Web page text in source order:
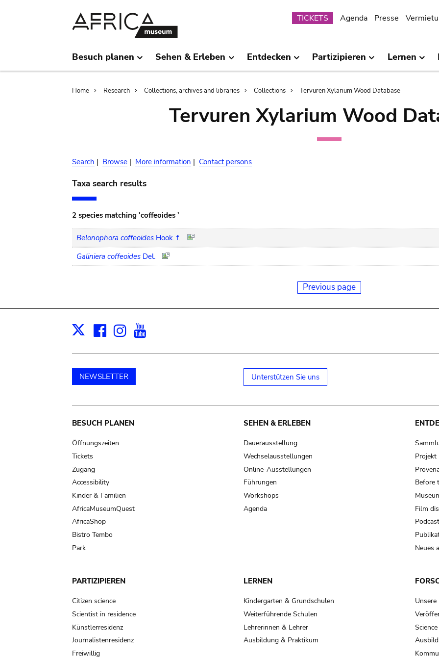
Submenu
TICKETS Agenda Presse
Besuch planen Sehen & Erleben Entdecken Partizipieren Lernen
Breadcrumb
Home Research Collections, archives and libraries Collections Tervuren Xylarium Wood Database
Tervuren Xylarium Wood
Search | Browse | More information | Contact persons
Taxa search results
2 species matching 'coffeoides '
Belonophora coffeoides Hook. f.
Galiniera coffeoides Del.
Previous page
X Facebook
Instagram
NEWSLETTER Unterstützen Sie uns
Main
navigation
BESUCH PLANEN
Öffnungszeiten
Tickets
Zugang
Accessibility
Kinder & Familien
AfricaMuseumQuest
AfricaShop
Bistro Tembo
Park
SEHEN & ERLEBEN
Dauerausstellung
Wechselausstellungen
Online-Ausstellungen
Führungen
Workshops
Agenda
Projekt
Before
Film
Neues
PARTIZIPIEREN
Citizen science
Scientist in residence
Künstlerresidenz
Journalistenresidenz
Freiwillig
LERNEN
Kindergarten & Grundschulen
Weiterführende Schulen
Lehrerinnen & Lehrer
Ausbildung & Praktikum